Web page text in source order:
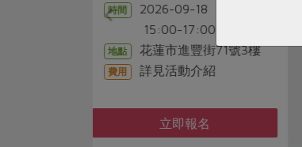
14:00-16:30
合作社站所 - 苓雅站
費用 詳見活動介紹
立即報名